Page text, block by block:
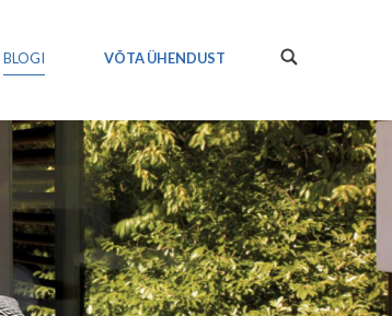
BLOGI VÕTA ÜHENDUST